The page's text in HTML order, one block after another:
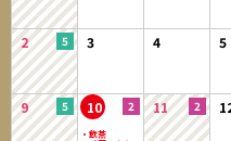
4．会員情報は自らの責任におい
に損害が生じたとしても、当
す。
5．会員は、当サイトの会員とし
用させる、売買、名義変更、
為はできないものとします。
2 3 4 5
9 10 11